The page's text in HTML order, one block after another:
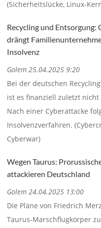
(Sicherheitslücke, Linux-
Recycling und Entsorgung:
drängt
Insolvenz
Golem 25.04.2025 9:20
Bei der deutschen
ist es finanziell zuletzt
Nach einer Cyberattacke
Insolvenzverfahren.
Cyberwar)
Wegen Taurus:
attackieren Deutschland
Golem 24.04.2025 13:00
Die Pläne von Friedrich
Taurus-Marschflugkörper